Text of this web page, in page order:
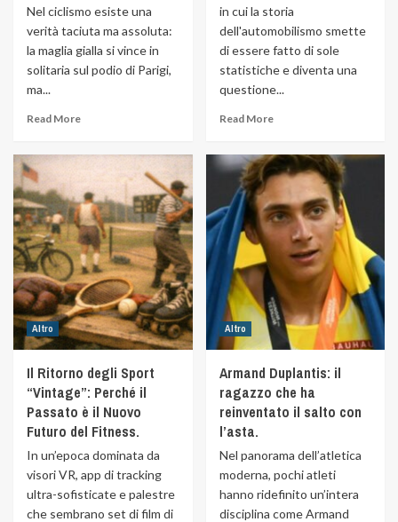
Nel ciclismo esiste una
verità taciuta ma assoluta:
la maglia gialla si vince in
solitaria sul podio di Parigi,
ma...
Read More
in cui la storia
dell'automobilismo smette
di essere fatto di sole
statistiche e diventa una
questione...
Read More
Altro
Il Ritorno degli Sport
“Vintage”: Perché il
Passato è il Nuovo
Futuro del Fitness.
In un’epoca dominata da
visori VR, app di tracking
ultra-sofisticate e palestre
che sembrano set di film di
Altro
Armand Duplantis: il
ragazzo che ha
reinventato il salto con
l’asta.
Nel panorama dell’atletica
moderna, pochi atleti
hanno ridefinito un’intera
disciplina come Armand